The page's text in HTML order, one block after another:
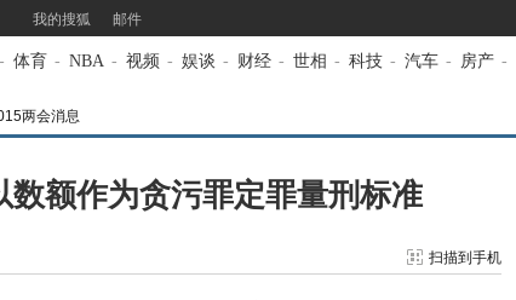
我的搜狐 邮件
- 体育 - NBA - 视频 - 娱谈 - 财经 - 世相 - 科技 - 汽车 - 房产 -
两会消息
数额作为贪污罪定罪量刑标准
扫描到手机